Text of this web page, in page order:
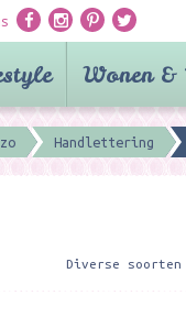
Wonen &
Handlettering
Diverse